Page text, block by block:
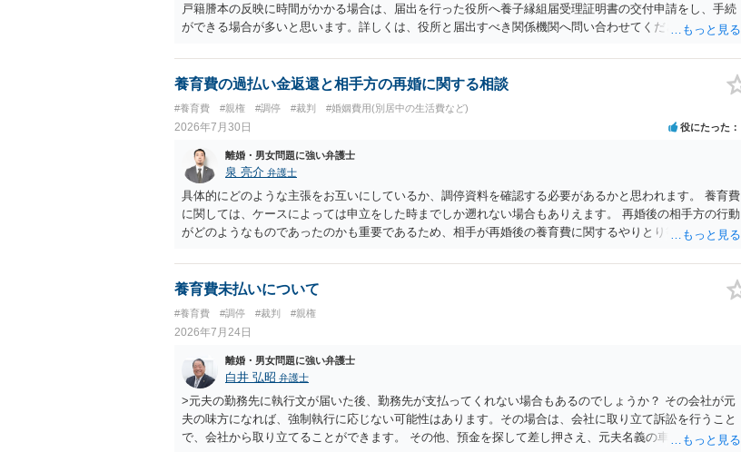
戸籍謄本の反映に時間がかかる場合は、届出を行った役所へ養子縁組届受理証明書の交付申請をし、手続
ができる場合が多いと思います。詳しくは、役所と届出すべき関係機関へ問い合わせてください。
養育費の過払い金返還と相手方の再婚に関する相談
#養育費 #親権 #調停 #裁判 #婚姻費用(別居中の生活費など)
2026年7月30日 役にたった
離婚・男女問題に強い弁護士
泉 亮介 弁護士
具体的にどのような主張をお互いにしているか、調停資料を確認する必要があるかと思われます。 養育費
に関しては、ケースによっては申立をした時までしか遡れない場合もありえます。 再婚後の相手方の行動
がどのようなものであったのかも重要であるため、相手が再婚後の養育費に関するやりとり等があればそ
ことをお勧めいたします。
養育費未払いについて
#養育費 #調停 #裁判 #親権
2026年7月24日
離婚・男女問題に強い弁護士
白井 弘昭 弁護士
>元夫の勤務先に執行文が届いた後、勤務先が支払ってくれない場合もあるのでしょうか？ その会社が元
夫の味方になれば、強制執行に応じない可能性はあります。その場合は、会社に取り立て訴訟を行うこと
で、会社から取り立てることができます。 その他、預金を探して差し押さえ、元夫名義の車の差し押さえ